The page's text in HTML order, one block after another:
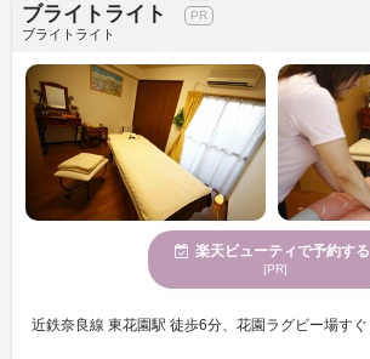
ブライトライト
ブライトライト
楽天ビューティで予約する
[PR]